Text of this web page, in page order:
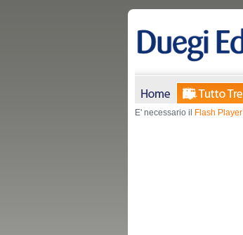
E' necessario il Flash Player